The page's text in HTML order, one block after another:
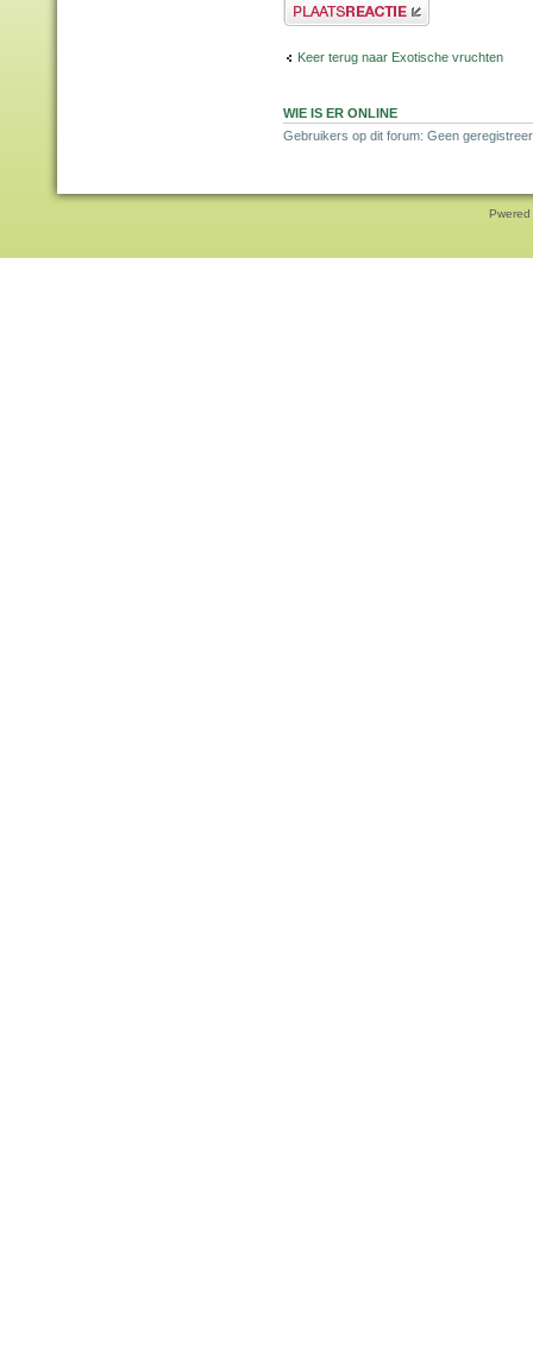
Plaats een reactie
Keer terug naar Exotische vruchten
WIE IS ER ONLINE
Gebruikers op dit forum: Geen